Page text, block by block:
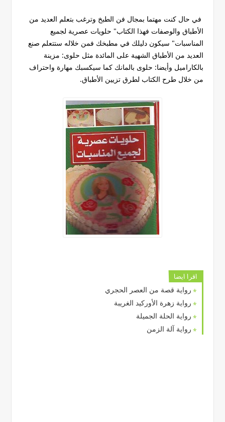
في حال كنت مهتما بمجال فن الطبخ وترغب بتعلم العديد من
الأطباق والوصفات فهذا الكتاب" حلويات عصرية لجميع
المناسبات" سيكون دليلك في مطبخك فمن خلاله ستتعلم صنع
العديد من الأطباق الشهية على المائدة مثل حلوى: مزينة
بالكاراميل وأيضا: حلوى بالمانك كما سيكسبك مهارة واحتراف
من خلال طرح الكتاب لطرق تزيين الأطباق.
اقرا ايضا
رواية قصة من العصر الحجري
رواية زهرة الأوركيد الغريبة
رواية الحلة الجميلة
رواية آلة الزمن